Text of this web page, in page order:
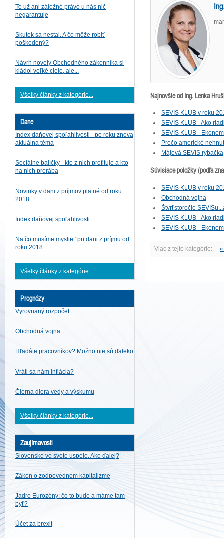
To už ani záložné právo u nás nič
negarantuje
Skutok sa nestal. A čo môže robiť
poškodený?
Návrh novely Obchodného zákonníka si
kládol veľké ciele, ale...
Všetky články z kategórie...
Dane
Index daňovej spoľahlivosti - po roku znova
aktuálna téma
Sociálne balíčky - kto z nich profituje a kto
na nich prerába
Novinky v dani z príjmov platné od roku
2018
Index daňovej spoľahlivosti
Na čo musíme myslieť pri dani z príjmu od
roku 2018
Všetky články z kategórie...
Prognózy
Vyrovnaný rozpočet
Obchodná vojna
Hľadáte pracovníkov? Možno nie sú ďaleko
Vráti sa nám inflácia?
Čierna diera vedy a výskumu
Všetky články z kategórie...
Zaujímavosti
Slovensko vo svete uspelo. Ako ďalej?
Zákon o zodpovednom kapitalizme
Jadro Eurozóny: čo to bude a máme tam
byť?
Účet za brexit
Najnovšie od Ing. Lenka
SEVIS KLUB v roku
SEVIS KLUB - Ako
SEVIS KLUB -
Prečo americké
Májová SEVIS rybačka
Súvisiace položky (podľa
SEVIS KLUB v roku
Obchodná vojna
Štvrťstoročie
SEVIS KLUB - Ako
SEVIS KLUB -
Viac z tejto kategórie: